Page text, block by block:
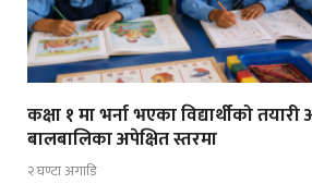
कक्षा १ मा भर्ना भएका विद्यार्थीको
बालबालिका अपेक्षित स्तरमा
२ घण्टा अगाडि